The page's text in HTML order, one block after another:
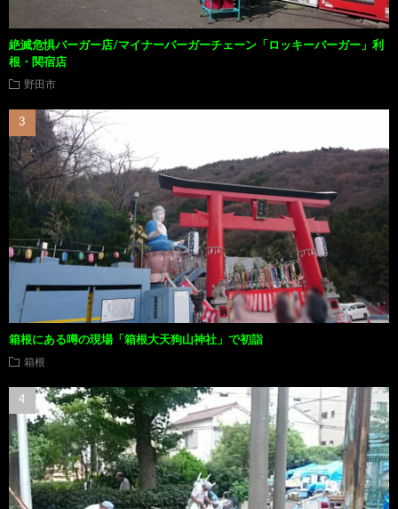
絶滅危惧バーガー店/マイナーバーガーチェーン「ロッキーバーガー」利
根・関宿店
野田市
箱根にある噂の現場「箱根大天狗山神社」で初詣
箱根